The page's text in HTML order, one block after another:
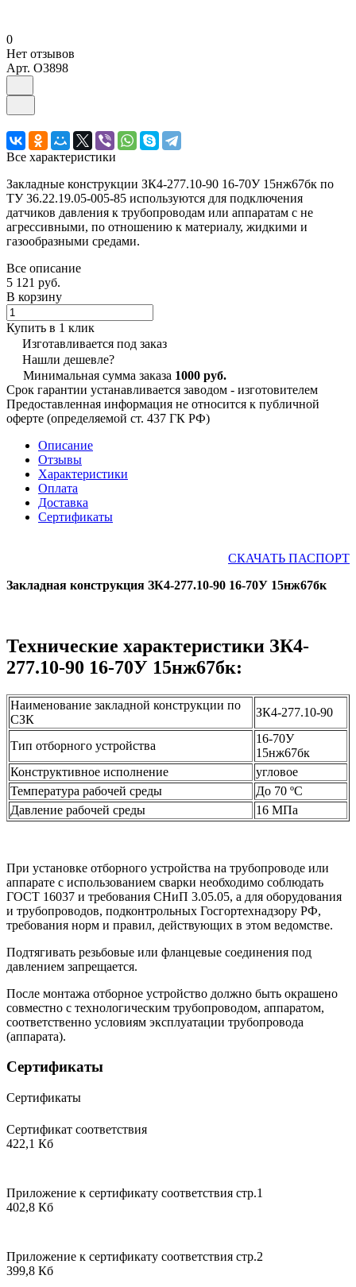
0
Нет отзывов
Арт. O3898
Все характеристики
Закладные конструкции ЗК4-277.10-90 16-70У 15нж67бк по
ТУ 36.22.19.05-005-85 используются для подключения
датчиков давления к трубопроводам или аппаратам с не
агрессивными, по отношению к материалу, жидкими и
газообразными средами.
Все описание
5 121 руб.
В корзину
Купить в 1 клик
Изготавливается под заказ
Нашли дешевле?
Минимальная сумма заказа 1000 руб.
Срок гарантии устанавливается заводом - изготовителем
Предоставленная информация не относится к публичной
оферте (определяемой ст. 437 ГК РФ)
Описание
Отзывы
Характеристики
Оплата
Доставка
Сертификаты
СКАЧАТЬ ПАСПОРТ
Закладная конструкция ЗК4-277.10-90 16-70У 15нж67бк
Технические характеристики ЗК4-
277.10-90 16-70У 15нж67бк:
Наименование закладной конструкции по
СЗК
ЗК4-277.10-90
Тип отборного устройства
16-70У
15нж67бк
Конструктивное исполнение
угловое
Температура рабочей среды
До 70 ºС
Давление рабочей среды
16 МПа
При установке отборного устройства на трубопроводе или
аппарате с использованием сварки необходимо соблюдать
ГОСТ 16037 и требования СНиП 3.05.05, а для оборудования
и трубопроводов, подконтрольных Госгортехнадзору РФ,
требования норм и правил, действующих в этом ведомстве.
Подтягивать резьбовые или фланцевые соединения под
давлением запрещается.
После монтажа отборное устройство должно быть окрашено
совместно с технологическим трубопроводом, аппаратом,
соответственно условиям эксплуатации трубопровода
(аппарата).
Сертификаты
Сертификаты
Сертификат соответствия
422,1 Кб
Приложение к сертификату соответствия стр.1
402,8 Кб
Приложение к сертификату соответствия стр.2
399,8 Кб